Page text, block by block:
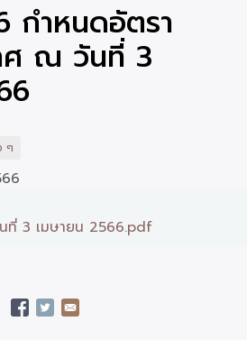
แสดง
ผล
กำหนดอัตรา
ศ ณ วันที่ 3
ๆ
ที่ 3 เมษายน 2566.pdf